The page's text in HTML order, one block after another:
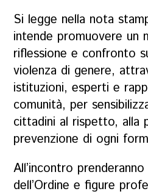
Si legge nella nota
intende promuovere un
riflessione e confronto
violenza di genere,
istituzioni, esperti e
comunità, per
cittadini al rispetto, alla
prevenzione di ogni
All’incontro
dell’Ordine e figure